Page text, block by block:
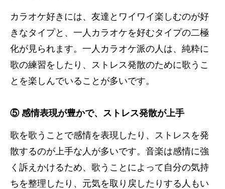
カラオケ好きには、友達とワイワイ楽しむのが好
きなタイプと、一人カラオケを好むタイプの二極
化が見られます。一人カラオケ派の人は、純粋に
歌の練習をしたり、ストレス発散のために歌うこ
とを楽しんでいることが多いです。
⑤ 感情表現が豊かで、ストレス発散が上手
歌を歌うことで感情を表現したり、ストレスを発
散するのが上手な人が多いです。音楽は感情に強
く訴えかけるため、歌うことによって自分の気持
ちを整理したり、元気を取り戻したりする人もい